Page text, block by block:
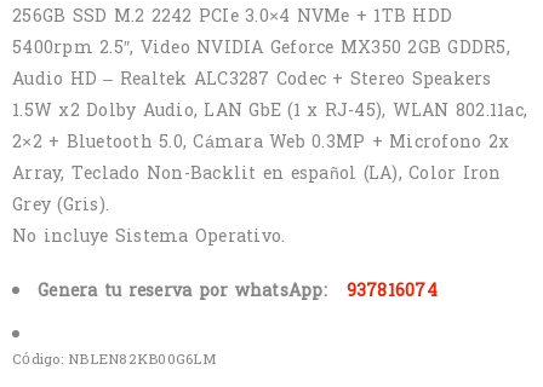
256GB SSD M.2 2242 PCIe 3.0×4 NVMe + 1TB HDD
5400rpm 2.5″, Video NVIDIA Geforce MX350 2GB GDDR5,
Audio HD – Realtek ALC3287 Codec + Stereo Speakers
1.5W x2 Dolby Audio, LAN GbE (1 x RJ-45), WLAN 802.11ac,
2×2 + Bluetooth 5.0, Cámara Web 0.3MP + Microfono 2x
Array, Teclado Non-Backlit en español (LA), Color Iron
Grey (Gris).
No incluye Sistema Operativo.
Genera tu reserva por whatsApp: 937816074
Código: NBLEN82KB00G6LM